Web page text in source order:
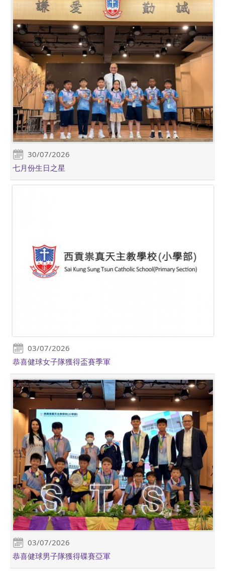
30/07/2026
七月份生日之星
03/07/2026
恭喜健球女子隊獲得盃賽季軍
03/07/2026
恭喜健球男子隊獲得碟賽亞軍